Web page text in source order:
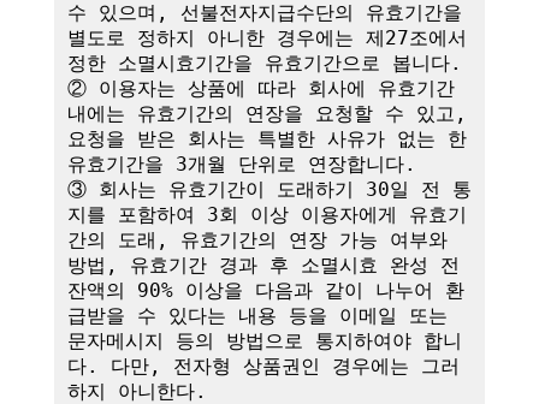
수 있으며, 선불전자지급수단의 유효기간을
별도로 정하지 아니한 경우에는 제27조에서
정한 소멸시효기간을 유효기간으로 봅니다.
② 이용자는 상품에 따라 회사에 유효기간
내에는 유효기간의 연장을 요청할 수 있고,
요청을 받은 회사는 특별한 사유가 없는 한
유효기간을 3개월 단위로 연장합니다.
③ 회사는 유효기간이 도래하기 30일 전 통
지를 포함하여 3회 이상 이용자에게 유효기
간의 도래, 유효기간의 연장 가능 여부와
방법, 유효기간 경과 후 소멸시효 완성 전
잔액의 90% 이상을 다음과 같이 나누어 환
급받을 수 있다는 내용 등을 이메일 또는
문자메시지 등의 방법으로 통지하여야 합니
다. 다만, 전자형 상품권인 경우에는 그러
하지 아니한다.